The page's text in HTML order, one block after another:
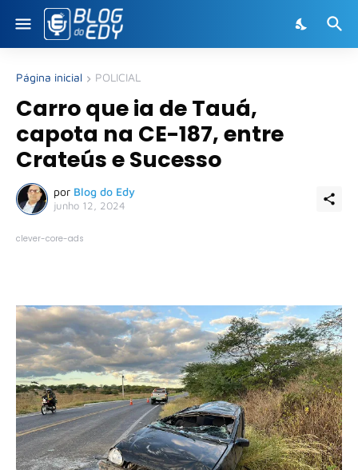
Página inicial POLICIAL
Carro que ia de Tauá,
capota na CE-187, entre
Crateús e Sucesso
por Blog do Edy
junho 12, 2024
clever-core-ads